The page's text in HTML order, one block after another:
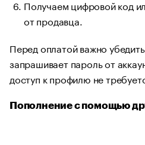
Получаем цифровой код
от продавца.
Перед оплатой важно
запрашивает пароль от
доступ к профилю не
Пополнение с помощью